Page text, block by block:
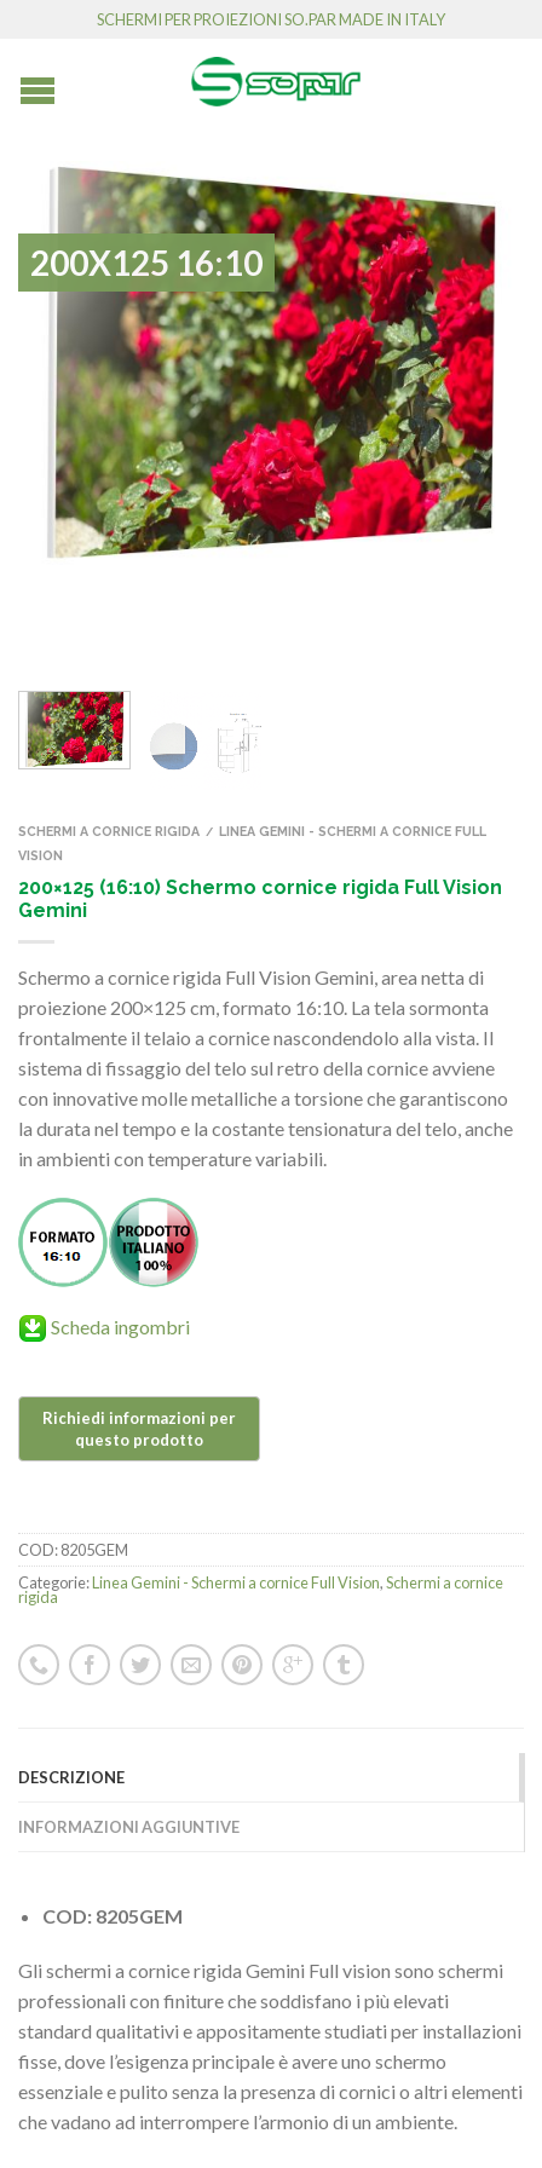
SCHERMI PER PROIEZIONI SO.PAR MADE IN ITALY
200X125 16:10
SCHERMI A CORNICE RIGIDA /
LINEA GEMINI - SCHERMI A CORNICE FULL
VISION
200×125 (16:10) Schermo cornice rigida Full Vision
Gemini
Schermo a cornice rigida Full Vision Gemini, area netta di
proiezione 200×125 cm, formato 16:10. La tela sormonta
frontalmente il telaio a cornice nascondendolo alla vista. Il
sistema di fissaggio del telo sul retro della cornice avviene
con innovative molle metalliche a torsione che garantiscono
la durata nel tempo e la costante tensionatura del telo, anche
in ambienti con temperature variabili.
Scheda ingombri
COD:8205GEM
Categorie:Linea Gemini - Schermi a cornice Full Vision,Schermi a cornice
rigida
DESCRIZIONE
INFORMAZIONI AGGIUNTIVE
COD: 8205GEM
Gli schermi a cornice rigida Gemini Full vision sono schermi
professionali con finiture che soddisfano i più elevati
standard qualitativi e appositamente studiati per installazioni
fisse, dove l’esigenza principale è avere uno schermo
essenziale e pulito senza la presenza di cornici o altri elementi
che vadano ad interrompere l’armonio di un ambiente.